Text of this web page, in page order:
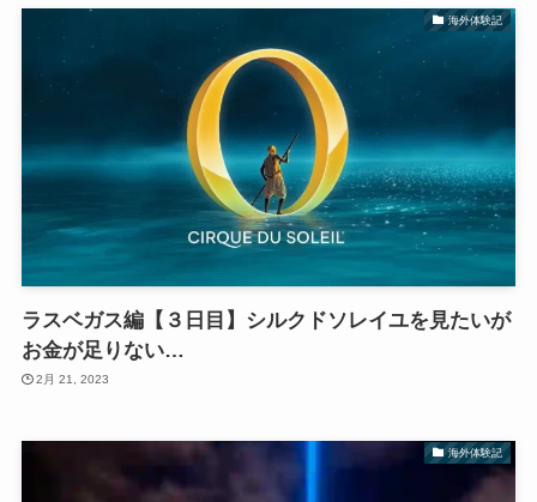
海外体験記
ラスベガス編【３日目】シルクドソレイユを見たいが
お金が足りない…
2月 21, 2023
海外体験記